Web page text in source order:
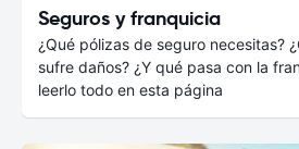
Seguros y franquicia
¿Qué pólizas de seguro necesitas?
sufre daños? ¿Y qué pasa con la
leerlo todo en esta página